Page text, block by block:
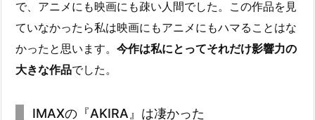
で、アニメにも映画にも疎い人間でした。この作品を見
ていなかったら私は映画にもアニメにもハマることはな
かったと思います。 今作は私にとってそれだけ影響力の
大きな作品でした。
IMAXの『AKIRA』は凄かった